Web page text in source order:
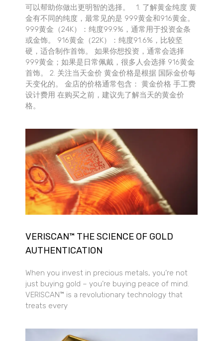
可以帮助你做出更明智的选择。 1. 了解黄金纯度 黄
金有不同的纯度，最常见的是 999黄金和916黄金。
999黄金（24K）：纯度99.9%，通常用于投资金条
或金饰。 916黄金（22K）：纯度91.6%，比较坚
硬，适合制作首饰。 如果你想投资，通常会选择
999黄金；如果是日常佩戴，很多人会选择 916黄金
首饰。 2. 关注当天金价 黄金价格是根据 国际金价每
天变化的。 金店的价格通常包含： 黄金价格 手工费
设计费用 在购买之前，建议先了解当天的黄金价
格。
VERISCAN™ THE SCIENCE OF GOLD
AUTHENTICATION
When you invest in precious metals, you’re not
just buying gold – you’re buying peace of mind.
VERISCAN™ is a revolutionary technology that
treats every